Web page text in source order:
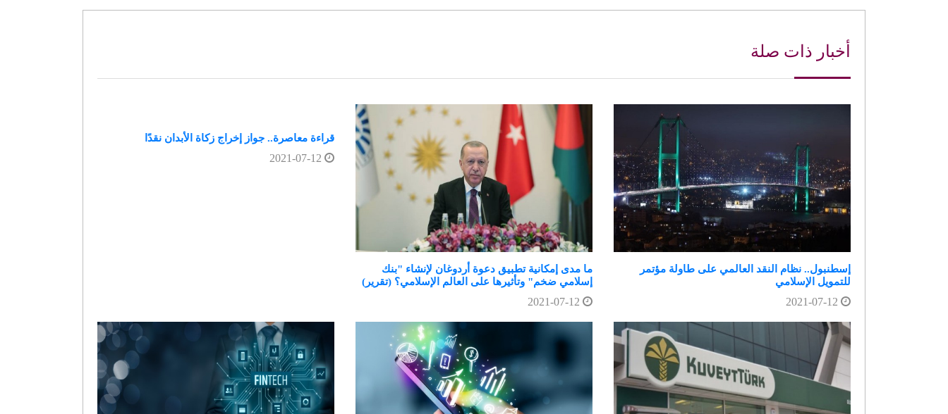
أخبار ذات صلة
إسطنبول.. نظام النقد العالمي على طاولة مؤتمر
للتمويل الإسلامي
ما مدى إمكانية تطبيق دعوة أردوغان لإنشاء "بنك
إسلامي ضخم" وتأثيرها على العالم الإسلامي؟ (تقرير)
قراءة معاصرة.. جواز إخراج زكاة الأبدان نقدًا